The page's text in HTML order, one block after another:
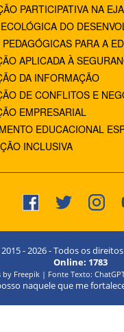
PARTICIPATIVA NA EJA
DO
PARA A
APLICADA À
DA INFORMAÇÃO
DE CONFLITOS E
EMPRESARIAL
EDUCACIONAL
INCLUSIVA
-2026- Todos os
Online: 1783
by Freepik | Fonte Texto:
naquele que me